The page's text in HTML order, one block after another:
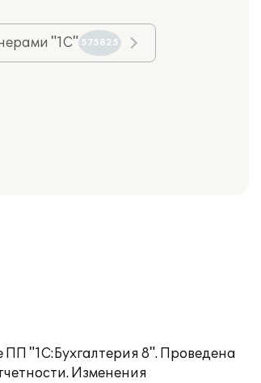
"1С" 575825
"1С:Бухгалтерия 8". Проведена
Изменения